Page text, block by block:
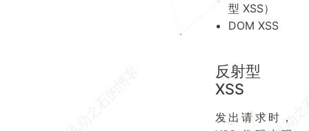
型 XSS）
DOM XSS
反射型
XSS
发出请求时，